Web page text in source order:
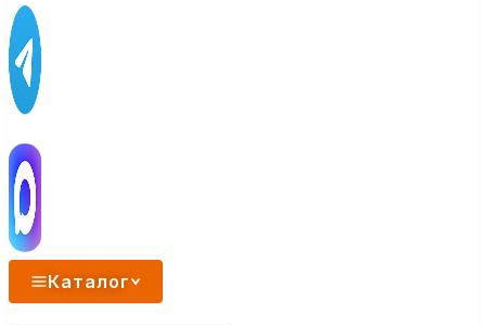
Каталог